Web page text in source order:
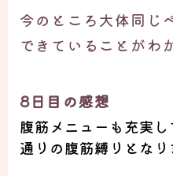
今のところ大体同じ
できていることがわ
8日目の感想
腹筋メニューも充実
通りの腹筋縛り となり